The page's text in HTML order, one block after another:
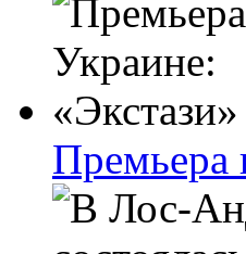
Премьера